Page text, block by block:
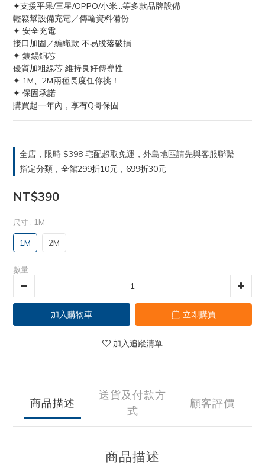
✦支援平果/三星/OPPO/小米...等多款品牌設備
輕鬆幫設備充電／傳輸資料備份
✦ 安全充電
接口加固／編織款 不易脫落破損
✦ 鍍錫銅芯
優質加粗線芯 維持良好傳導性
✦ 1M、2M兩種長度任你挑！
✦ 保固承諾
購買起一年內，享有Q哥保固
全店，限時 $398 宅配超取免運，外島地區請先與客服聯繫
指定分類，全館299折10元，699折30元
NT$390
尺寸 : 1M
1M 2M
數量
加入購物車 立即購買
加入追蹤清單
商品描述
送貨及付款方
式
顧客評價
商品描述